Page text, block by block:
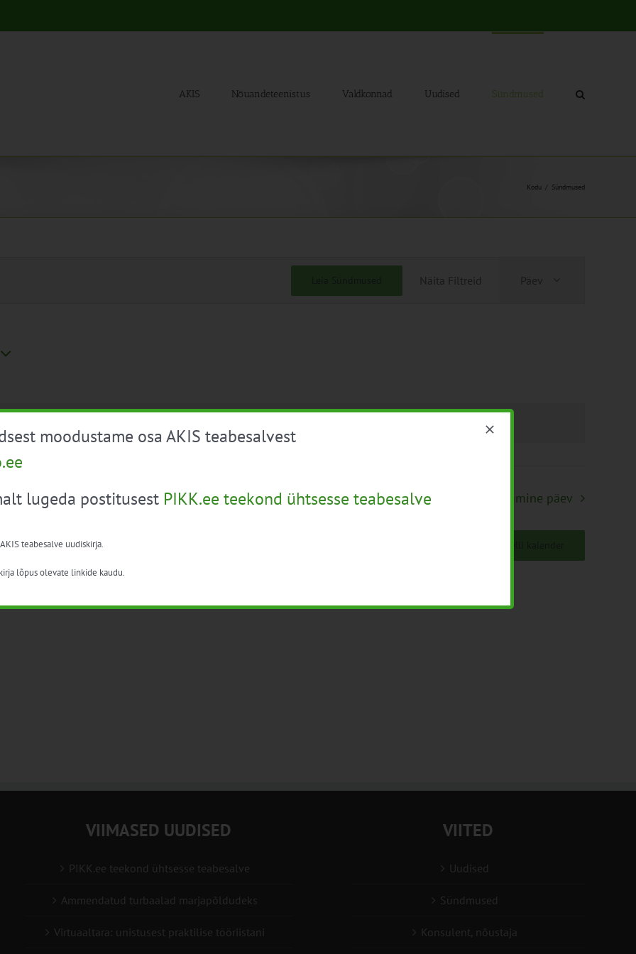
AKIS Nõuandeteenistus Valdkonnad Uudised Sündmused
Kodu Sündmused
Näita Filtreid
Views
Päev
Järgmine päev
VIIMASED UUDISED
PIKK.ee teekond ühtsesse teabesalve
Ammendatud turbaalad marjapõldudeks
Virtuaaltara: unistusest praktilise tööriistani
VIITED
Uudised
Sündmused
Konsulent, nõustaja
moodustame osa AKIS teabesalvest
lugeda postitusest PIKK.ee teekond ühtsesse teabesalve
teabesalve uudiskirja.
lõpus olevate linkide kaudu.